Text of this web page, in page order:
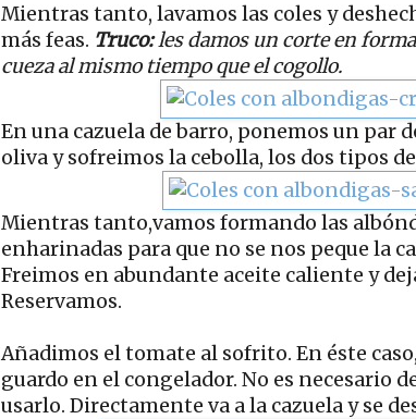
Mientras tanto, lavamos las coles y
más feas. Truco:les damos un corte en
cueza al mismo tiempo que el cogollo.
En una cazuela de barro, ponemos un par
oliva y sofreimos la cebolla, los dos tipos
Mientras tanto,vamos formando las
enharinadas para que no se nos peque la
Freimos en abundante aceite caliente y
Reservamos.
Añadimos el tomate al sofrito. En éste
guardo en el congelador. No es necesario
usarlo. Directamente va a la cazuela y se